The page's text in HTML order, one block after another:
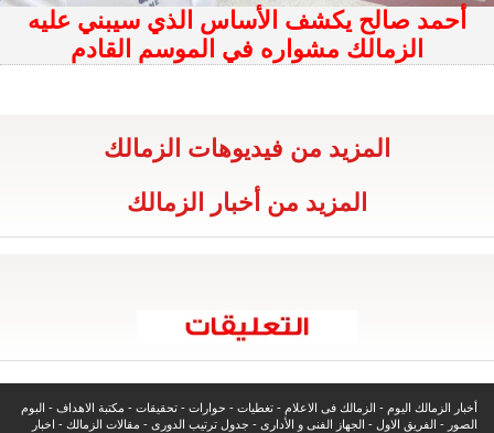
أحمد صالح يكشف الأساس الذي سيبني عليه
الزمالك مشواره في الموسم القادم
المزيد من فيديوهات الزمالك
المزيد من أخبار الزمالك
أخبار الزمالك اليوم - الزمالك فى الاعلام - تغطيات - حوارات - تحقيقات - مكتبة الاهداف - البوم
الصور - الفريق الاول - الجهاز الفنى و الأدارى - جدول ترتيب الدورى - مقالات الزمالك - اخبار